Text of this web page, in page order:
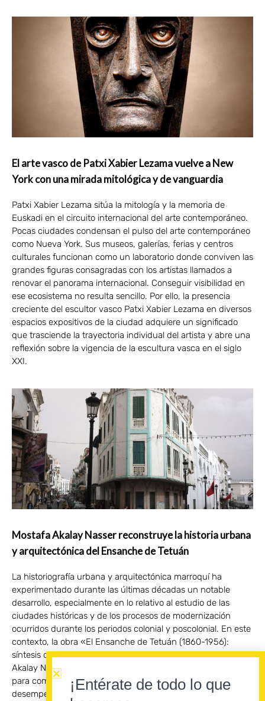
El arte vasco de Patxi Xabier Lezama vuelve a New
York con una mirada mitológica y de vanguardia
Patxi Xabier Lezama sitúa la mitología y la memoria de
Euskadi en el circuito internacional del arte contemporáneo.
Pocas ciudades condensan el pulso del arte contemporáneo
como Nueva York. Sus museos, galerías, ferias y centros
culturales funcionan como un laboratorio donde conviven las
grandes figuras consagradas con los artistas llamados a
renovar el panorama internacional. Conseguir visibilidad en
ese ecosistema no resulta sencillo. Por ello, la presencia
creciente del escultor vasco Patxi Xabier Lezama en diversos
espacios expositivos de la ciudad adquiere un significado
que trasciende la trayectoria individual del artista y abre una
reflexión sobre la vigencia de la escultura vasca en el siglo
XXI.
Mostafa Akalay Nasser reconstruye la historia urbana
y arquitectónica del Ensanche de Tetuán
La historiografía urbana y arquitectónica marroquí ha
experimentado durante las últimas décadas un notable
desarrollo, especialmente en lo relativo al estudio de las
ciudades históricas y de los procesos de modernización
ocurridos durante los periodos colonial y poscolonial. En este
contexto, la obra «El Ensanche de Tetuán (1860-1956):
síntesis de su historia urbana y arquitectónica», de Mostafa
Akalay Nasser, constituye una contribución fundamental
para comprender la evolución urbana de Tetuán y el papel
desempeñado por el Protectorado español en la
¡Entérate de todo lo que